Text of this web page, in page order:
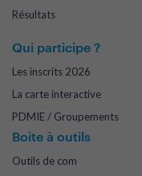
Résultats
Qui participe ?
Les inscrits 2026
La carte interactive
PDMIE / Groupements
Boite à outils
Outils de com